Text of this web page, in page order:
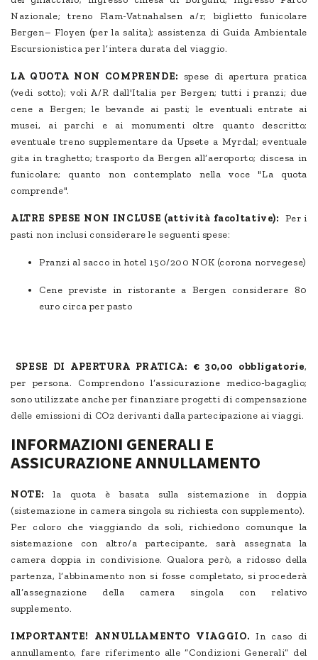
Nazionale; treno Flam-Vatnahalsen a/r; biglietto funicolare
Bergen– Floyen (per la salita); assistenza di Guida Ambientale
Escursionistica per l’intera durata del viaggio.
LA QUOTA NON COMPRENDE: spese di apertura pratica
(vedi sotto); voli A/R dall'Italia per Bergen; tutti i pranzi; due
cene a Bergen; le bevande ai pasti; le eventuali entrate ai
musei, ai parchi e ai monumenti oltre quanto descritto;
eventuale treno supplementare da Upsete a Myrdal; eventuale
gita in traghetto; trasporto da Bergen all’aeroporto; discesa in
funicolare; quanto non contemplato nella voce "La quota
comprende".
ALTRE SPESE NON INCLUSE (attività facoltative): Per i
pasti non inclusi considerare le seguenti spese:
Pranzi al sacco in hotel 150/200 NOK (corona norvegese)
Cene previste in ristorante a Bergen considerare 80
euro circa per pasto
SPESE DI APERTURA PRATICA: € 30,00 obbligatorie,
per persona. Comprendono l’assicurazione medico-bagaglio;
sono utilizzate anche per finanziare progetti di compensazione
delle emissioni di CO2 derivanti dalla partecipazione ai viaggi.
INFORMAZIONI GENERALI E
ASSICURAZIONE ANNULLAMENTO
NOTE:
la quota è basata sulla sistemazione in doppia
(sistemazione in camera singola su richiesta con supplemento).
Per coloro che viaggiando da soli, richiedono comunque la
sistemazione con altro/a partecipante, sarà assegnata la
camera doppia in condivisione. Qualora però, a ridosso della
partenza, l’abbinamento non si fosse completato, si procederà
all’assegnazione della camera singola con relativo
supplemento.
IMPORTANTE! ANNULLAMENTO VIAGGIO. In caso di
annullamento, fare riferimento alle “Condizioni Generali” del